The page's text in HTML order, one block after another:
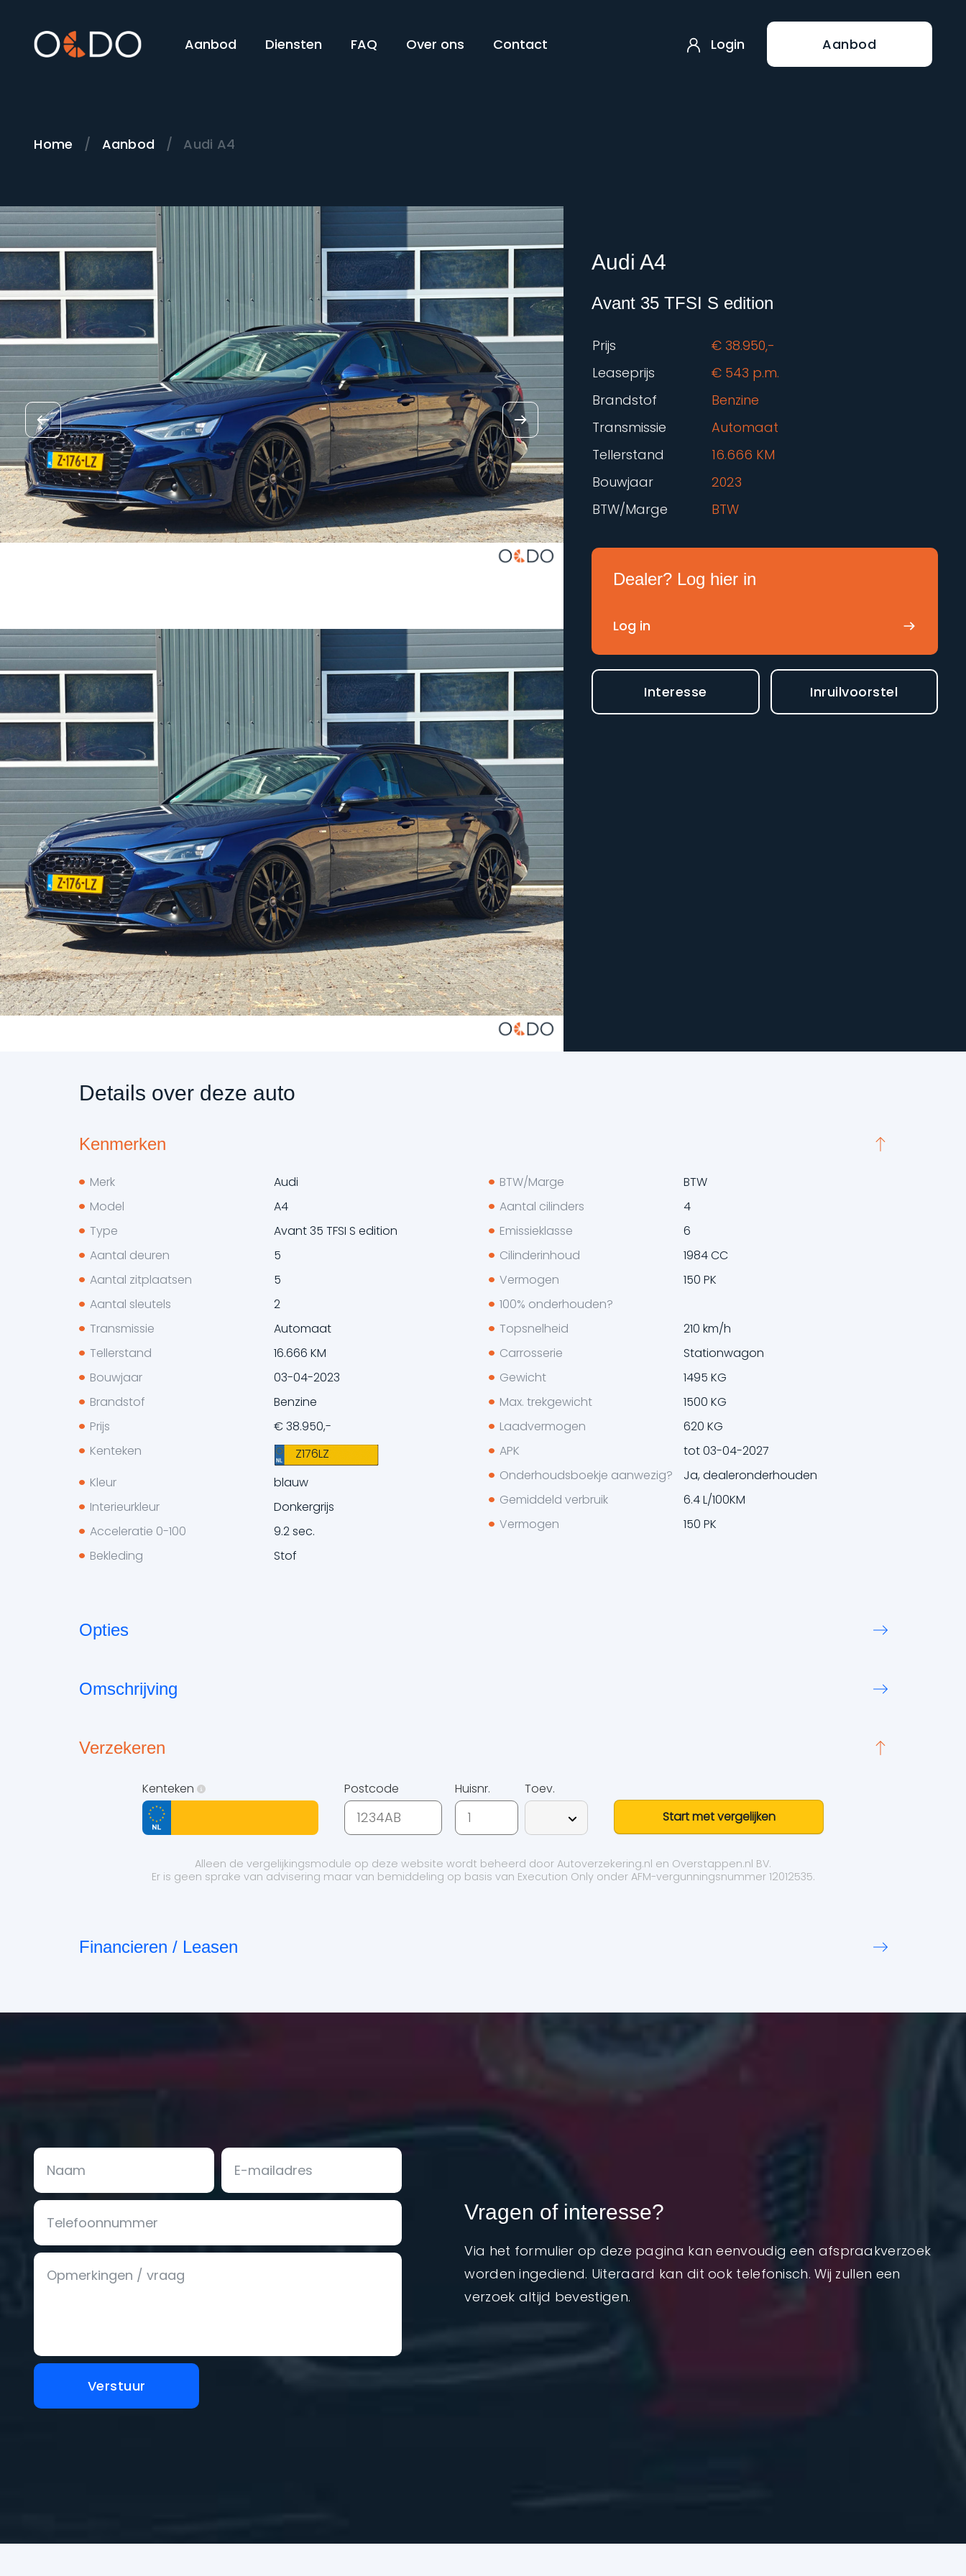
Aanbod Diensten FAQ Over ons Contact Login Aanbod
Home / Aanbod / Audi A4
Audi A4
Avant 35 TFSI S edition
Prijs
€ 38.950,-
Leaseprijs
€ 543 p.m.
Brandstof
Benzine
Transmissie
Automaat
Tellerstand
16.666 KM
Bouwjaar
2023
BTW/Marge
BTW
Dealer? Log hier in
Log in
Interesse Inruilvoorstel
Details over deze auto
Kenmerken
Merk
Audi
Model
A4
Type
Avant 35 TFSI S edition
Aantal deuren
5
Aantal zitplaatsen
5
Aantal sleutels
2
Transmissie
Automaat
Tellerstand
16.666 KM
Bouwjaar
03-04-2023
Brandstof
Benzine
Prijs
€ 38.950,-
Kenteken
Z176LZ
Kleur
blauw
Interieurkleur
Donkergrijs
Acceleratie 0-100
9.2 sec.
Bekleding
Stof
BTW/Marge
BTW
Aantal cilinders
4
Emissieklasse
6
Cilinderinhoud
1984 CC
Vermogen
150 PK
100% onderhouden?
Topsnelheid
210 km/h
Carrosserie
Stationwagon
Gewicht
1495 KG
Max. trekgewicht
1500 KG
Laadvermogen
620 KG
APK
tot 03-04-2027
Onderhoudsboekje aanwezig?
Ja, dealeronderhouden
Gemiddeld verbruik
6.4 L/100KM
Vermogen
150 PK
Opties
Omschrijving
Verzekeren
Kenteken Postcode Huisnr.
Toev.
Start met vergelijken
Alleen de vergelijkingsmodule op deze website wordt beheerd door Autoverzekering.nl en Overstappen.nl BV.
Er is geen sprake van advisering maar van bemiddeling op basis van Execution Onlyonder AFM-vergunningsnummer 12012535.
Financieren / Leasen
Verstuur
Vragen of interesse?
Via het formulier op deze pagina kan eenvoudig een afspraakverzoek
worden ingediend. Uiteraard kan dit ook telefonisch. Wij zullen een
verzoek altijd bevestigen.